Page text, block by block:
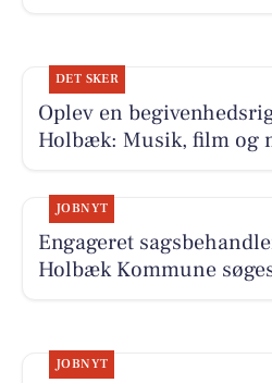
DET SKER
Oplev en
Holbæk: Musik, film og
JOBNYT
Engageret
Holbæk Kommune
JOBNYT